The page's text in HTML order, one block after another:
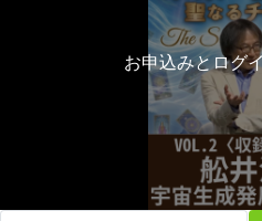
お申込みとログ